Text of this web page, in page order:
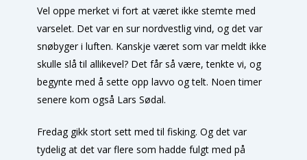
Vel oppe merket vi fort at været ikke stemte med
varselet. Det var en sur nordvestlig vind, og det var
snøbyger i luften. Kanskje været som var meldt ikke
skulle slå til allikevel? Det får så være, tenkte vi, og
begynte med å sette opp lavvo og telt. Noen timer
senere kom også Lars Sødal.
Fredag gikk stort sett med til fisking. Og det var
tydelig at det var flere som hadde fulgt med på